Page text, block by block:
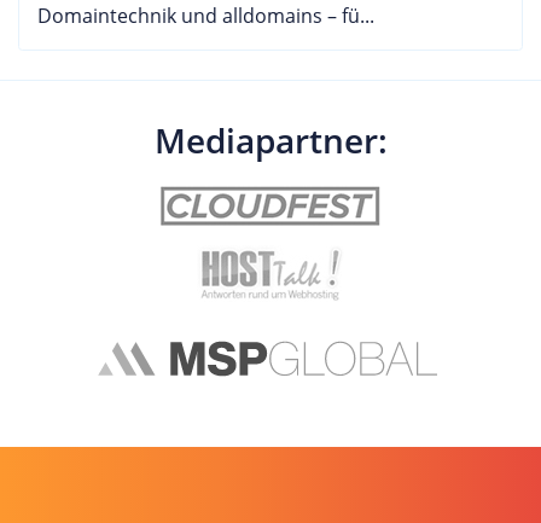
Domaintechnik und alldomains – fü...
Mediapartner: